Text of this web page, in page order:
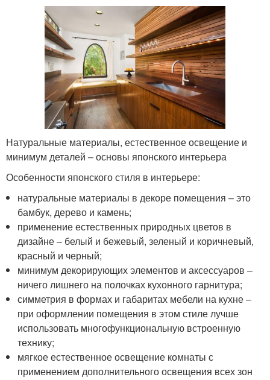
Натуральные материалы, естественное освещение и
минимум деталей – основы японского интерьера
Особенности японского стиля в интерьере:
натуральные материалы в декоре помещения – это
бамбук, дерево и камень;
применение естественных природных цветов в
дизайне – белый и бежевый, зеленый и коричневый,
красный и черный;
минимум декорирующих элементов и аксессуаров –
ничего лишнего на полочках кухонного гарнитура;
симметрия в формах и габаритах мебели на кухне –
при оформлении помещения в этом стиле лучше
использовать многофункциональную встроенную
технику;
мягкое естественное освещение комнаты с
применением дополнительного освещения всех зон